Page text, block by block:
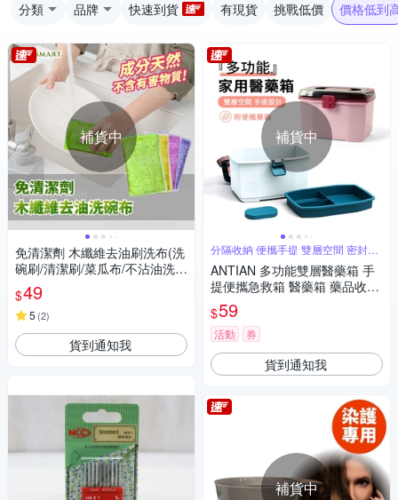
分類 品牌 快速到貨 有現貨 挑戰低價 價格低到
補貨中
免清潔劑 木纖維去油刷洗布(洗
碗刷/清潔刷/菜瓜布/不沾油洗碗
布/清潔海綿/不傷塗層洗碗布)
顏色隨機
$49
5 (2)
貨到通知我
補貨中
分隔收納 便攜手提 雙層空間 密封收
納
ANTIAN 多功能雙層醫藥箱 手
提便攜急救箱 醫藥箱 藥品收納
盒 保健箱
$59
活動 券
貨到通知我
補貨中